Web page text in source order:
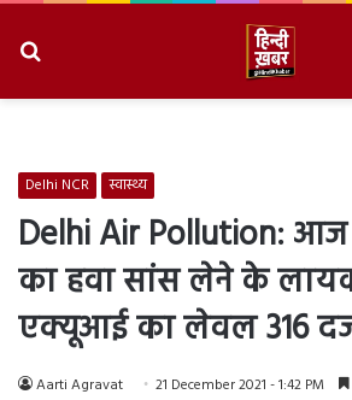
Delhi NCR स्वास्थ्य
Delhi Air Pollution: आज
का हवा सांस लेने के
एक्यूआई का लेवल 316
Aarti Agravat 21 December 2021 - 1:42 PM